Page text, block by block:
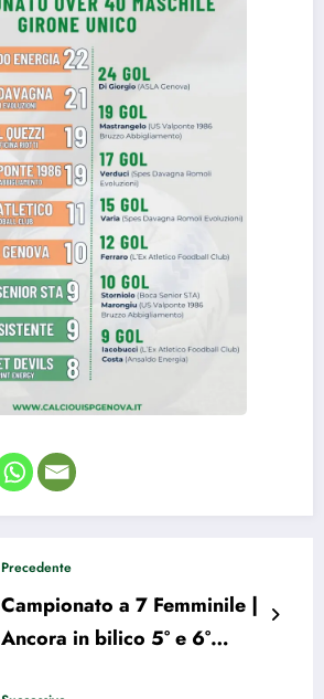
Precedente
Campionato a 7 Femminile |
Ancora in bilico 5° e 6°